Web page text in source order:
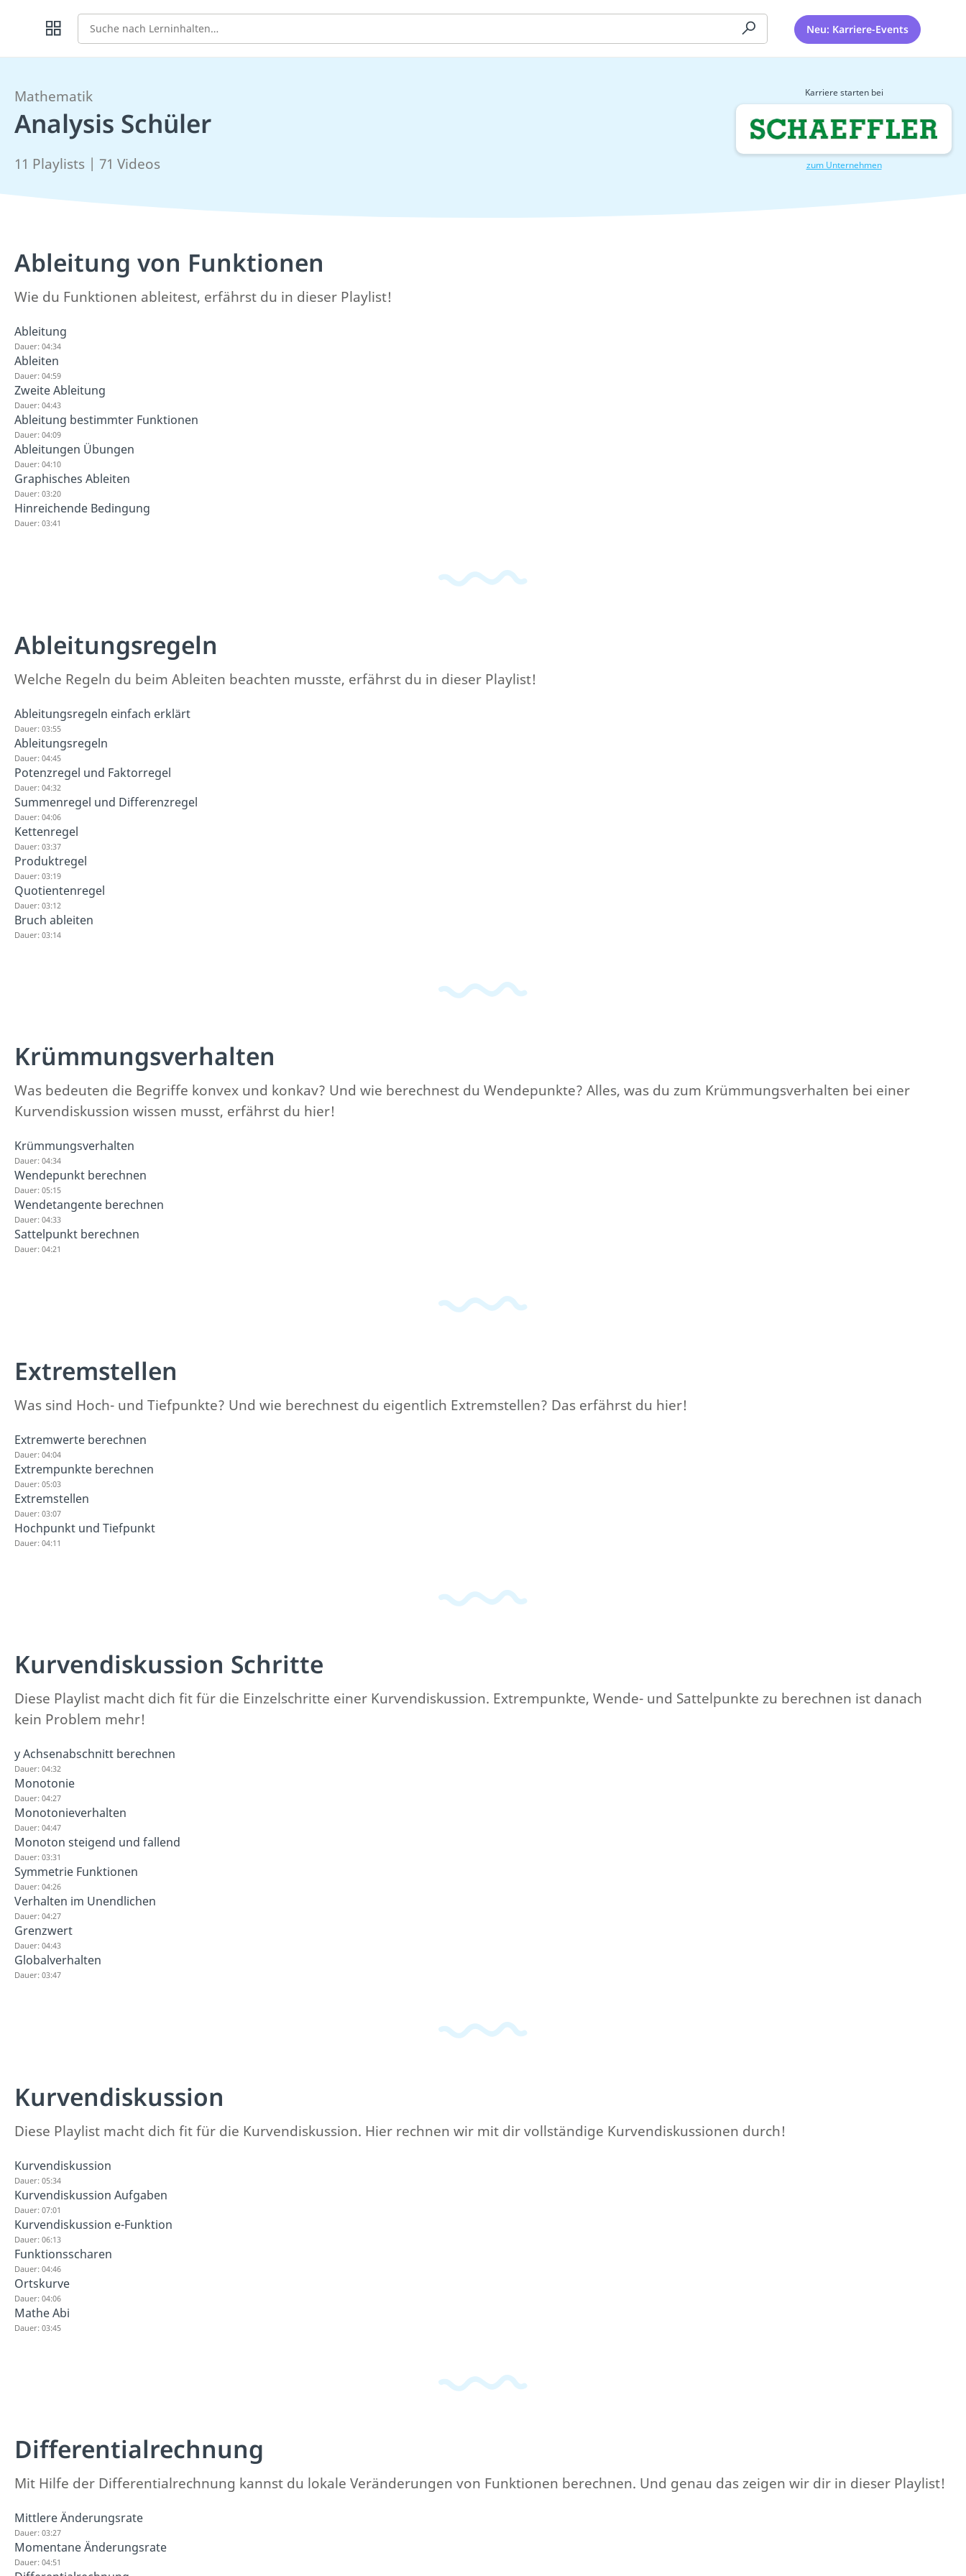
Suche Neu: Karriere-Events
Mathematik
Analysis Schüler
11 Playlists | 71 Videos
Karriere starten bei
zum Unternehmen
Ableitung von Funktionen
Wie du Funktionen ableitest, erfährst du in dieser Playlist!
Ableitung
Dauer: 04:34
Ableiten
Dauer: 04:59
Zweite Ableitung
Dauer: 04:43
Ableitung bestimmter Funktionen
Dauer: 04:09
Ableitungen Übungen
Dauer: 04:10
Graphisches Ableiten
Dauer: 03:20
Hinreichende Bedingung
Dauer: 03:41
Ableitungsregeln
Welche Regeln du beim Ableiten beachten musste, erfährst du in dieser Playlist!
Ableitungsregeln einfach erklärt
Dauer: 03:55
Ableitungsregeln
Dauer: 04:45
Potenzregel und Faktorregel
Dauer: 04:32
Summenregel und Differenzregel
Dauer: 04:06
Kettenregel
Dauer: 03:37
Produktregel
Dauer: 03:19
Quotientenregel
Dauer: 03:12
Bruch ableiten
Dauer: 03:14
Krümmungsverhalten
Was bedeuten die Begriffe konvex und konkav? Und wie berechnest du Wendepunkte? Alles, was du zum Krümmungsverhalten bei einer
Kurvendiskussion wissen musst, erfährst du hier!
Krümmungsverhalten
Dauer: 04:34
Wendepunkt berechnen
Dauer: 05:15
Wendetangente berechnen
Dauer: 04:33
Sattelpunkt berechnen
Dauer: 04:21
Extremstellen
Was sind Hoch- und Tiefpunkte? Und wie berechnest du eigentlich Extremstellen? Das erfährst du hier!
Extremwerte berechnen
Dauer: 04:04
Extrempunkte berechnen
Dauer: 05:03
Extremstellen
Dauer: 03:07
Hochpunkt und Tiefpunkt
Dauer: 04:11
Kurvendiskussion Schritte
Diese Playlist macht dich fit für die Einzelschritte einer Kurvendiskussion. Extrempunkte, Wende- und Sattelpunkte zu berechnen ist danach
kein Problem mehr!
y Achsenabschnitt berechnen
Dauer: 04:32
Monotonie
Dauer: 04:27
Monotonieverhalten
Dauer: 04:47
Monoton steigend und fallend
Dauer: 03:31
Symmetrie Funktionen
Dauer: 04:26
Verhalten im Unendlichen
Dauer: 04:27
Grenzwert
Dauer: 04:43
Globalverhalten
Dauer: 03:47
Kurvendiskussion
Diese Playlist macht dich fit für die Kurvendiskussion. Hier rechnen wir mit dir vollständige Kurvendiskussionen durch!
Kurvendiskussion
Dauer: 05:34
Kurvendiskussion Aufgaben
Dauer: 07:01
Kurvendiskussion e-Funktion
Dauer: 06:13
Funktionsscharen
Dauer: 04:46
Ortskurve
Dauer: 04:06
Mathe Abi
Dauer: 03:45
Differentialrechnung
Mit Hilfe der Differentialrechnung kannst du lokale Veränderungen von Funktionen berechnen. Und genau das zeigen wir dir in dieser Playlist!
Mittlere Änderungsrate
Dauer: 03:27
Momentane Änderungsrate
Dauer: 04:51